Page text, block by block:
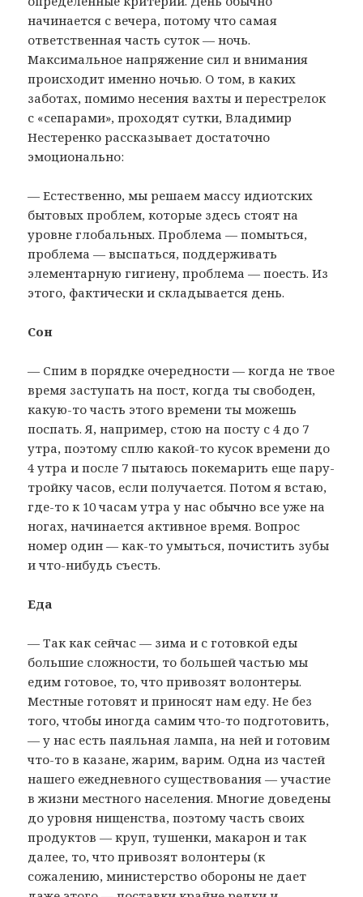
начинается с вечера, потому что самая
ответственная часть суток — ночь.
Максимальное напряжение сил и внимания
происходит именно ночью. О том, в каких
заботах, помимо несения вахты и перестрелок
с «сепарами», проходят сутки, Владимир
Нестеренко рассказывает достаточно
эмоционально:
— Естественно, мы решаем массу идиотских
бытовых проблем, которые здесь стоят на
уровне глобальных. Проблема — помыться,
проблема — выспаться, поддерживать
элементарную гигиену, проблема — поесть. Из
этого, фактически и складывается день.
Сон
— Спим в порядке очередности — когда не твое
время заступать на пост, когда ты свободен,
какую-то часть этого времени ты можешь
поспать. Я, например, стою на посту с 4 до 7
утра, поэтому сплю какой-то кусок времени до
4 утра и после 7 пытаюсь покемарить еще пару-
тройку часов, если получается. Потом я встаю,
где-то к 10 часам утра у нас обычно все уже на
ногах, начинается активное время. Вопрос
номер один — как-то умыться, почистить зубы
и что-нибудь съесть.
Еда
— Так как сейчас — зима и с готовкой еды
большие сложности, то большей частью мы
едим готовое, то, что привозят волонтеры.
Местные готовят и приносят нам еду. Не без
того, чтобы иногда самим что-то подготовить,
— у нас есть паяльная лампа, на ней и готовим
что-то в казане, жарим, варим. Одна из частей
нашего ежедневного существования — участие
в жизни местного населения. Многие доведены
до уровня нищенства, поэтому часть своих
продуктов — круп, тушенки, макарон и так
далее, то, что привозят волонтеры (к
сожалению, министерство обороны не дает